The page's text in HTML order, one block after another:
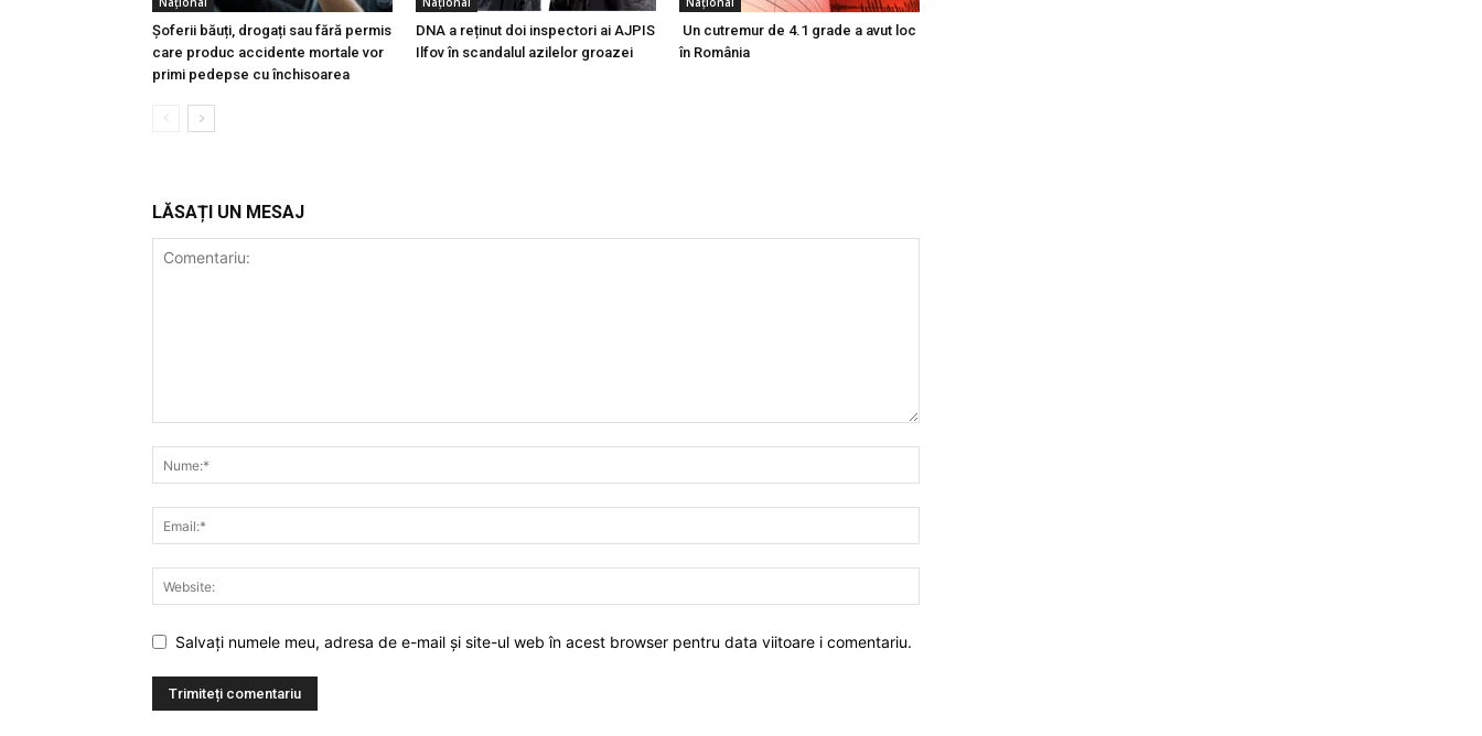
Șoferii băuți, drogați sau fără permis
care produc accidente mortale vor
primi pedepse cu închisoarea
DNA a reținut doi inspectori ai AJPIS
Ilfov în scandalul azilelor groazei
Un cutremur de 4.1 grade a avut loc
în România
LĂSAȚI UN MESAJ
Salvați numele meu, adresa de e-mail și site-ul web în acest browser pentru data viitoare i comentariu.